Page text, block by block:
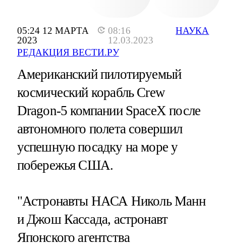
05:24 12 МАРТА
2023
08:16
12.03.2023
РЕДАКЦИЯ ВЕСТИ.РУ
НАУКА
Американский пилотируемый
космический корабль Crew
Dragon-5 компании SpaceX после
автономного полета совершил
успешную посадку на море у
побережья США.
"Астронавты НАСА Николь Манн
и Джош Кассада, астронавт
Японского агентства